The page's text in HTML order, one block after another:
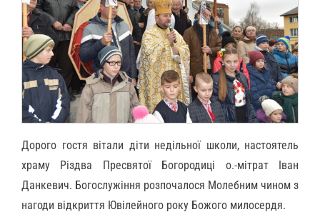
Дорого гостя вітали діти недільної школи, настоятель
храму Різдва Пресвятої Богородиці о.-мітрат Іван
Данкевич. Богослужіння розпочалося Молебним чином з
нагоди відкриття Ювілейного року Божого милосердя.